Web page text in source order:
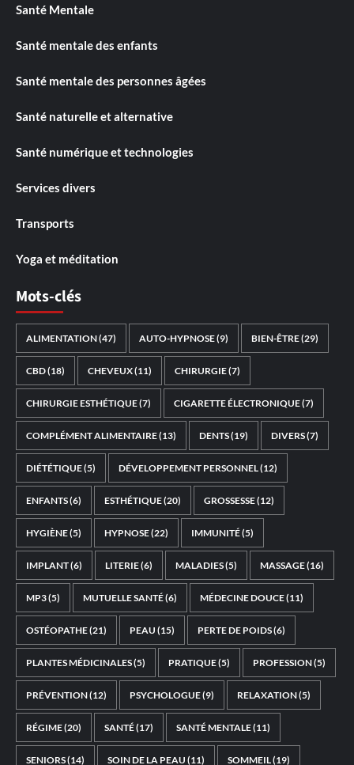
Santé Mentale
Santé mentale des enfants
Santé mentale des personnes âgées
Santé naturelle et alternative
Santé numérique et technologies
Services divers
Transports
Yoga et méditation
Mots-clés
ALIMENTATION(47) AUTO-HYPNOSE(9) BIEN-ÊTRE(29)
CBD(18) CHEVEUX(11) CHIRURGIE(7)
CHIRURGIE ESTHÉTIQUE(7) CIGARETTE ÉLECTRONIQUE(7)
COMPLÉMENT ALIMENTAIRE(13) DENTS(19) DIVERS(7)
DIÉTÉTIQUE(5) DÉVELOPPEMENT PERSONNEL(12)
ENFANTS(6) ESTHÉTIQUE(20) GROSSESSE(12)
HYGIÈNE(5) HYPNOSE(22) IMMUNITÉ(5)
IMPLANT(6) LITERIE(6) MALADIES(5) MASSAGE(16)
MP3(5) MUTUELLE SANTÉ(6) MÉDECINE DOUCE(11)
OSTÉOPATHE(21) PEAU (15) PERTE DE POIDS(6)
PLANTES MÉDICINALES(5) PRATIQUE(5) PROFESSION(5)
PRÉVENTION(12) PSYCHOLOGUE(9) RELAXATION(5)
RÉGIME(20) SANTÉ(17) SANTÉ MENTALE(11)
SENIORS(14) SOIN DE LA PEAU (11) SOMMEIL(19)